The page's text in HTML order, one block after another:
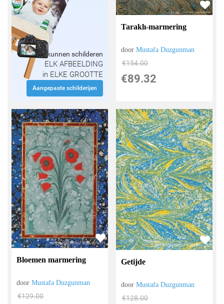
Wij kunnen schilderen
ELK AFBEELDING
in ELKE GROOTTE
Aangepaste schilderijen
Taraklı-marmering
doorMustafa Duzgunman
€154.00
€89.32
Bloemen marmering
doorMustafa Duzgunman
€129.00
Getijde
doorMustafa Duzgunman
€128.00